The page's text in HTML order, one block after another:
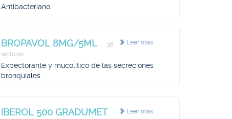
Antibacteriano
Leer más
BROPAVOL 8MG/5ML
36
lecturas
Expectorante y mucolítico de las secreciones
bronquiales
Leer más
IBEROL 500 GRADUMET